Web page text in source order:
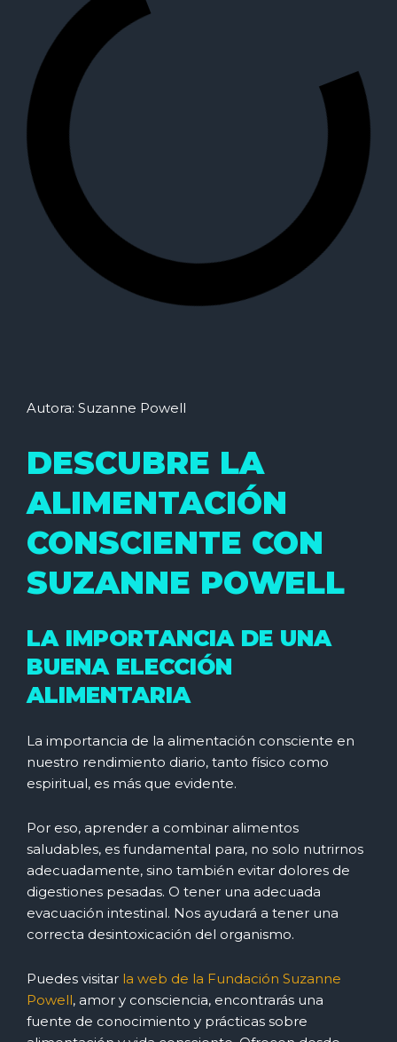
Autora: Suzanne Powell
DESCUBRE LA
ALIMENTACIÓN
CONSCIENTE CON
SUZANNE POWELL
LA IMPORTANCIA DE UNA
BUENA ELECCIÓN
ALIMENTARIA
La importancia de la alimentación consciente en
nuestro rendimiento diario, tanto físico como
espiritual, es más que evidente.
Por eso, aprender a combinar alimentos
saludables, es fundamental para, no solo nutrirnos
adecuadamente, sino también evitar dolores de
digestiones pesadas. O tener una adecuada
evacuación intestinal. Nos ayudará a tener una
correcta desintoxicación del organismo.
Puedes visitar la web de la Fundación Suzanne
Powell, amor y consciencia, encontrarás una
fuente de conocimiento y prácticas sobre